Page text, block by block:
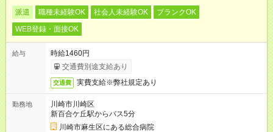
派遣 職種未経験OK 社会人未経験OK
ブランクOK
WEB登録・面接OK
給与
時給1460円
交通費別途支給あり
交通費 実費支給※弊社規定あり
勤務地
川崎市川崎区
新百合ケ丘駅からバス5分
川崎市麻生区にある総合病院